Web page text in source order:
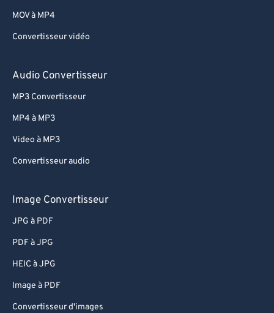
MOV à MP4
Convertisseur vidéo
Audio Convertisseur
MP3 Convertisseur
MP4 à MP3
Video à MP3
Convertisseur audio
Image Convertisseur
JPG à PDF
PDF à JPG
HEIC à JPG
Image à PDF
Convertisseur d'images